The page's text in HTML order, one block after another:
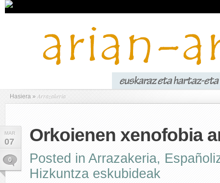
Hasiera » Arrazakeria
MAR
07
0
Orkoienen xenofobia
Posted in Arrazakeria,
Hizkuntza eskubideak